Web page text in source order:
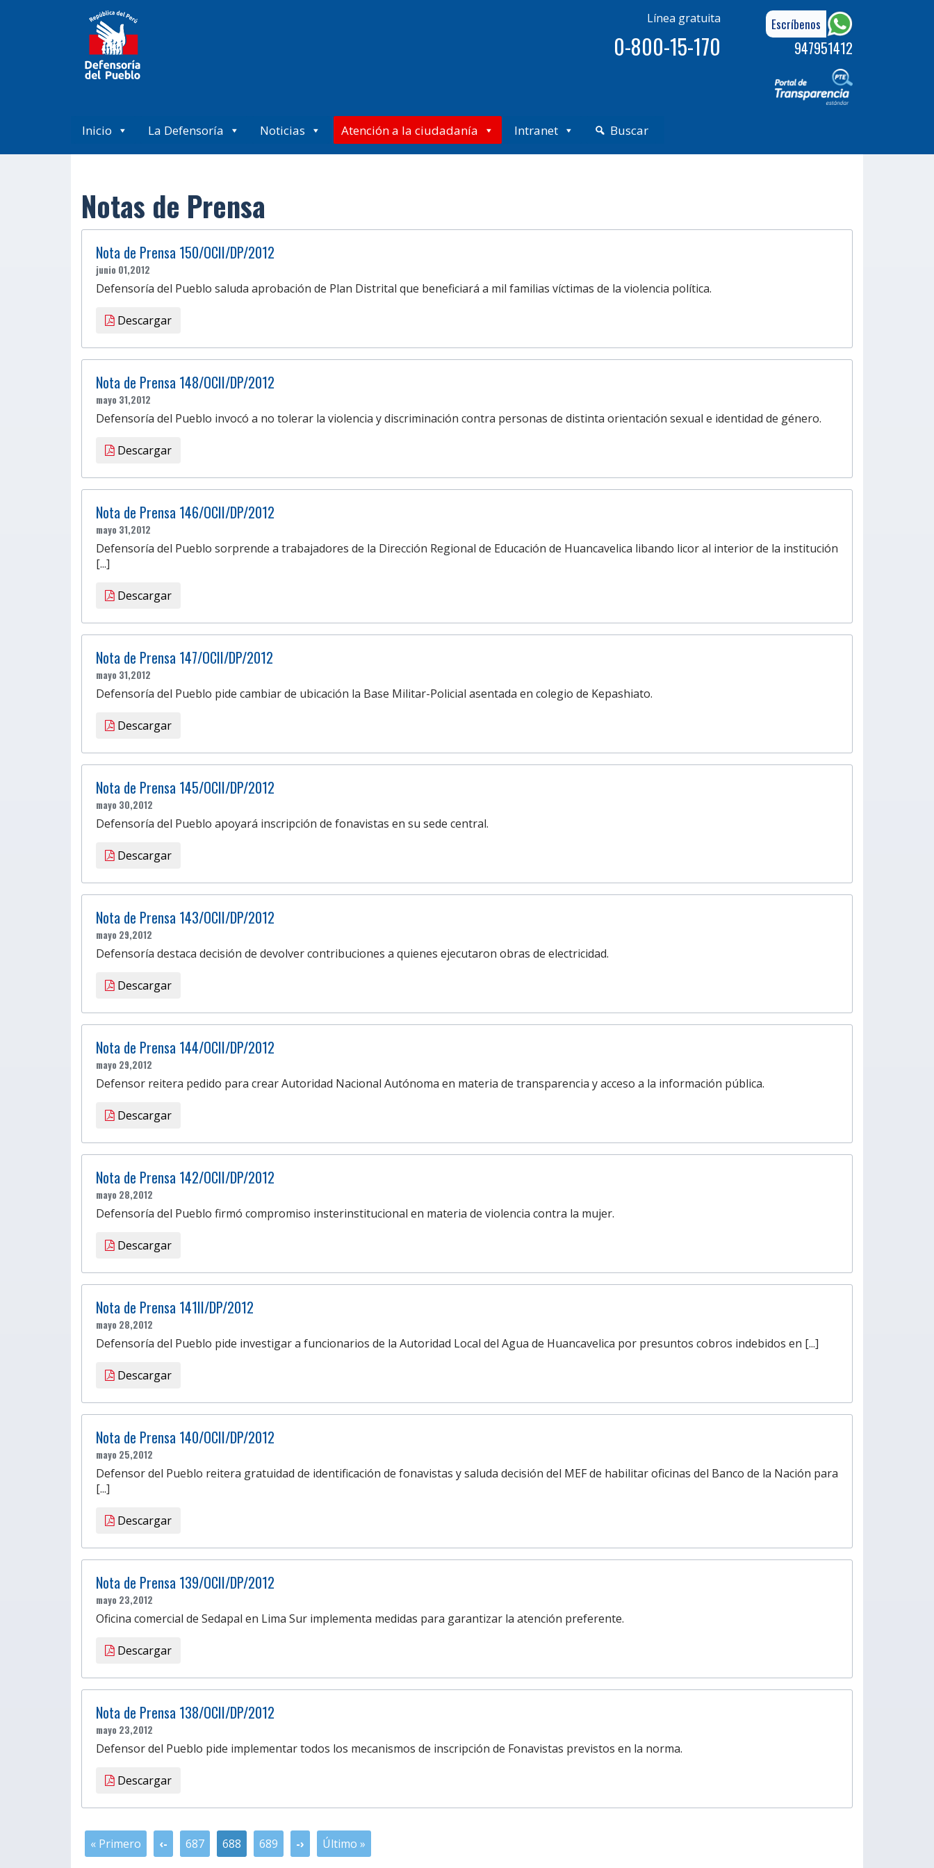
Línea gratuita
0-800-15-170
Escríbenos
947951412
Inicio La Defensoría Noticias Atención a la ciudadanía Intranet Buscar
Notas de Prensa
Nota de Prensa 150/OCII/DP/2012
junio 01,2012
Defensoría del Pueblo saluda aprobación de Plan Distrital que beneficiará a mil familias víctimas de la violencia política.
Descargar
Nota de Prensa 148/OCII/DP/2012
mayo 31,2012
Defensoría del Pueblo invocó a no tolerar la violencia y discriminación contra personas de distinta orientación sexual e identidad de género.
Descargar
Nota de Prensa 146/OCII/DP/2012
mayo 31,2012
Defensoría del Pueblo sorprende a trabajadores de la Dirección Regional de Educación de Huancavelica libando licor al interior de la institución
[...]
Descargar
Nota de Prensa 147/OCII/DP/2012
mayo 31,2012
Defensoría del Pueblo pide cambiar de ubicación la Base Militar-Policial asentada en colegio de Kepashiato.
Descargar
Nota de Prensa 145/OCII/DP/2012
mayo 30,2012
Defensoría del Pueblo apoyará inscripción de fonavistas en su sede central.
Descargar
Nota de Prensa 143/OCII/DP/2012
mayo 29,2012
Defensoría destaca decisión de devolver contribuciones a quienes ejecutaron obras de electricidad.
Descargar
Nota de Prensa 144/OCII/DP/2012
mayo 29,2012
Defensor reitera pedido para crear Autoridad Nacional Autónoma en materia de transparencia y acceso a la información pública.
Descargar
Nota de Prensa 142/OCII/DP/2012
mayo 28,2012
Defensoría del Pueblo firmó compromiso insterinstitucional en materia de violencia contra la mujer.
Descargar
Nota de Prensa 141II/DP/2012
mayo 28,2012
Defensoría del Pueblo pide investigar a funcionarios de la Autoridad Local del Agua de Huancavelica por presuntos cobros indebidos en [...]
Descargar
Nota de Prensa 140/OCII/DP/2012
mayo 25,2012
Defensor del Pueblo reitera gratuidad de identificación de fonavistas y saluda decisión del MEF de habilitar oficinas del Banco de la Nación para
[...]
Descargar
Nota de Prensa 139/OCII/DP/2012
mayo 23,2012
Oficina comercial de Sedapal en Lima Sur implementa medidas para garantizar la atención preferente.
Descargar
Nota de Prensa 138/OCII/DP/2012
mayo 23,2012
Defensor del Pueblo pide implementar todos los mecanismos de inscripción de Fonavistas previstos en la norma.
Descargar
« Primero ‹- 687 688 689 -› Último »